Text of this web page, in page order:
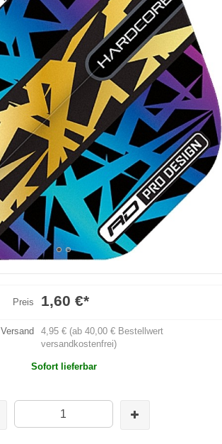
Preis 1,60 €*
Versand
4,95 € (ab 40,00 € Bestellwert
versandkostenfrei)
Sofort lieferbar